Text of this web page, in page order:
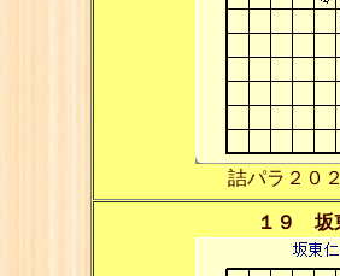
詰パラ２０
１９ 坂